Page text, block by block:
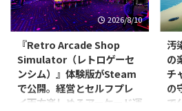
2026/8/10
『Retro Arcade Shop
Simulator（レトロゲーセ
ンシム）』体験版がSteam
で公開。経営とセルフプレ
イ両方楽しめるアーケード運
汚
の
チ
の
で